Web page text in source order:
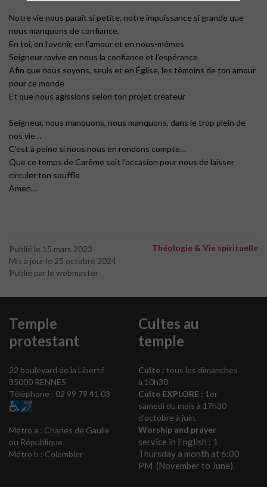
Notre vie nous paraît si petite, notre impuissance si grande que
nous manquons de confiance,
En toi, en l’avenir, en l’amour et en nous-mêmes
Seigneur ravive en nous la confiance et l’espérance
Afin que nous soyons, seuls et en Église, les témoins de ton amour
pour ce monde
Et que nous agissions selon ton projet créateur
Seigneur, nous manquons, nous manquons, dans le trop plein de
nos vie…
C’est à peine si nous nous en rendons compte…
Que ce temps de Carême soit l’occasion pour nous de laisser
circuler ton souffle
Amen…
Publié le 15 mars 2023
Mis à jour le 25 octobre 2024
Publié par le webmaster
Théologie & Vie spirituelle
Temple
protestant
22 boulevard de la Liberté
35000 RENNES
Téléphone : 02 99 79 41 03
Métro a : Charles de Gaulle
ou République
Métro b : Colombier
Cultes au
temple
Culte : tous les dimanches
à 10h30
Culte EXPLORE : 1er
samedi du mois à 17h30
d’octobre à juin.
Worship and prayer
service in English : 1
Thursday a month at 6:00
PM (November to June).